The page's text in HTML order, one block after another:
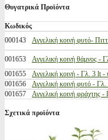
Θυγατρικά Προϊόντα
Κωδικός
000143
Αγγελική κοινή φυτό-
001653
Αγγελική κοινή θάμνος -
001655
Αγγελική κοινή - Γλ. 3 lt
001656
Αγγελική κοινή φυτό -
001657
Αγγελική κοινή φράχτης
Σχετικά προϊόντα